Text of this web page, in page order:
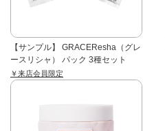
【サンプル】 GRACEResha（グレ
ースリシャ） パック 3種セット
￥来店会員限定